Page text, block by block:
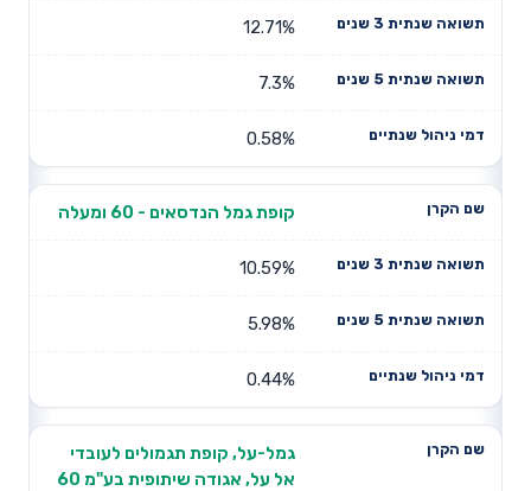
12.71%
7.3%
0.58%
קופת גמל הנדסאים - 60 ומעלה
10.59%
5.98%
0.44%
גמל-על, קופת תגמולים לעובדי
אל על, אגודה שיתופית בע"מ 60